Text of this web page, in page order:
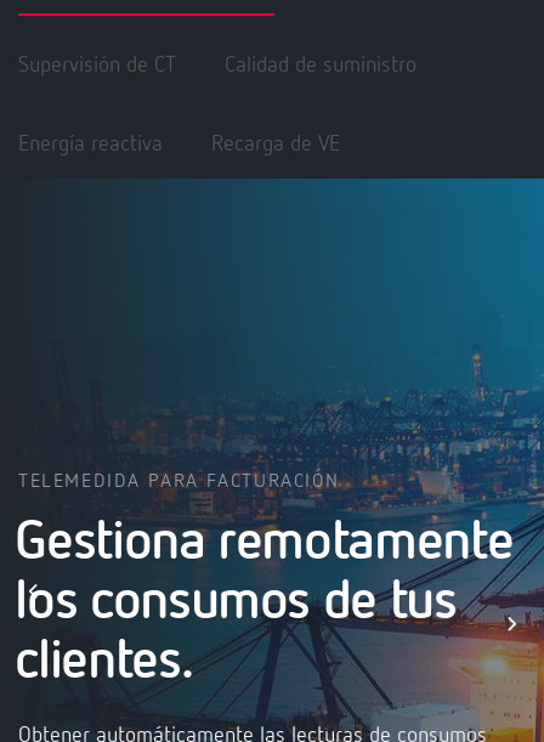
Supervisión de CT Calidad de suministro
Energía reactiva Recarga de VE
TELEMEDIDA PARA FACTURACIÓN
Gestiona remotamente
los consumos de tus
clientes.
Obtener automáticamente las lecturas de consumos